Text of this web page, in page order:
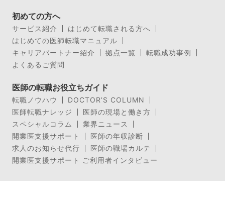
初めての方へ
サービス紹介
はじめて転職される方へ
はじめての医師転職マニュアル
キャリアパートナー紹介
拠点一覧
転職成功事例
よくあるご質問
医師の転職お役立ちガイド
転職ノウハウ
DOCTOR’S COLUMN
医師転職ナレッジ
医師の現場と働き方
スペシャルコラム
業界ニュース
開業医支援サポート
医師の年収診断
求人のお知らせ代行
医師の職場カルテ
開業医支援サポート ご利用者インタビュー